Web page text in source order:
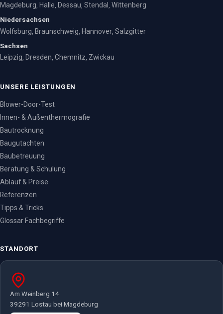
Magdeburg Halle Dessau Stendal Wittenberg
Niedersachsen
Wolfsburg Braunschweig Hannover Salzgitter
Sachsen
Leipzig, Dresden, Chemnitz, Zwickau
UNSERE LEISTUNGEN
Blower-Door-Test
Innen- & Außenthermografie
Bautrocknung
Baugutachten
Baubetreuung
Beratung & Schulung
Ablauf & Preise
Referenzen
Tipps & Tricks
Glossar Fachbegriffe
STANDORT
Am Weinberg 14
39291 Lostau bei Magdeburg